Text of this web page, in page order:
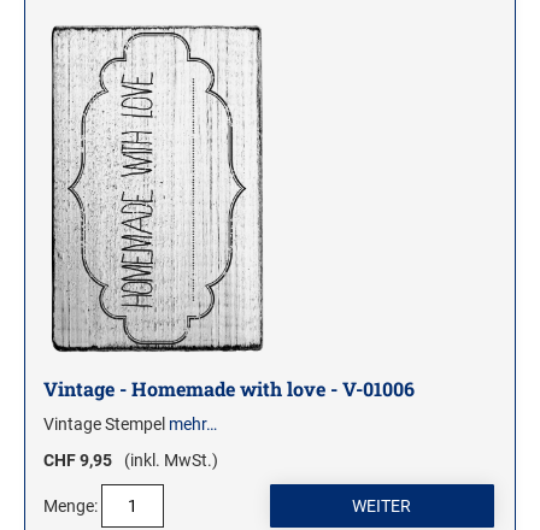
Vintage - Homemade with love - V-01006
Vintage Stempel mehr…
CHF 9,95
(inkl. MwSt.)
Menge: